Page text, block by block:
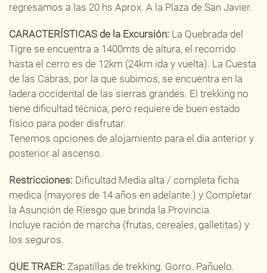
regresamos a las 20 hs Aprox. A la Plaza de San Javier.
CARACTERÍSTICAS de la Excursión: La Quebrada del
Tigre se encuentra a 1400mts de altura, el recorrido
hasta el cerro es de 12km (24km ida y vuelta). La Cuesta
de las Cabras, por la que subimos, se encuentra en la
ladera occidental de las sierras grandes. El trekking no
tiene dificultad técnica, pero requiere de buen estado
físico para poder disfrutar.
Tenemos opciones de alojamiento para el dia anterior y
posterior al ascenso.
Restricciones: Dificultad Media alta / completa ficha
medica (mayores de 14 años en adelante.) y Completar
la Asunción de Riesgo que brinda la Provincia.
Incluye ración de marcha (frutas, cereales, galletitas) y
los seguros.
QUE TRAER: Zapatillas de trekking. Gorro. Pañuelo.